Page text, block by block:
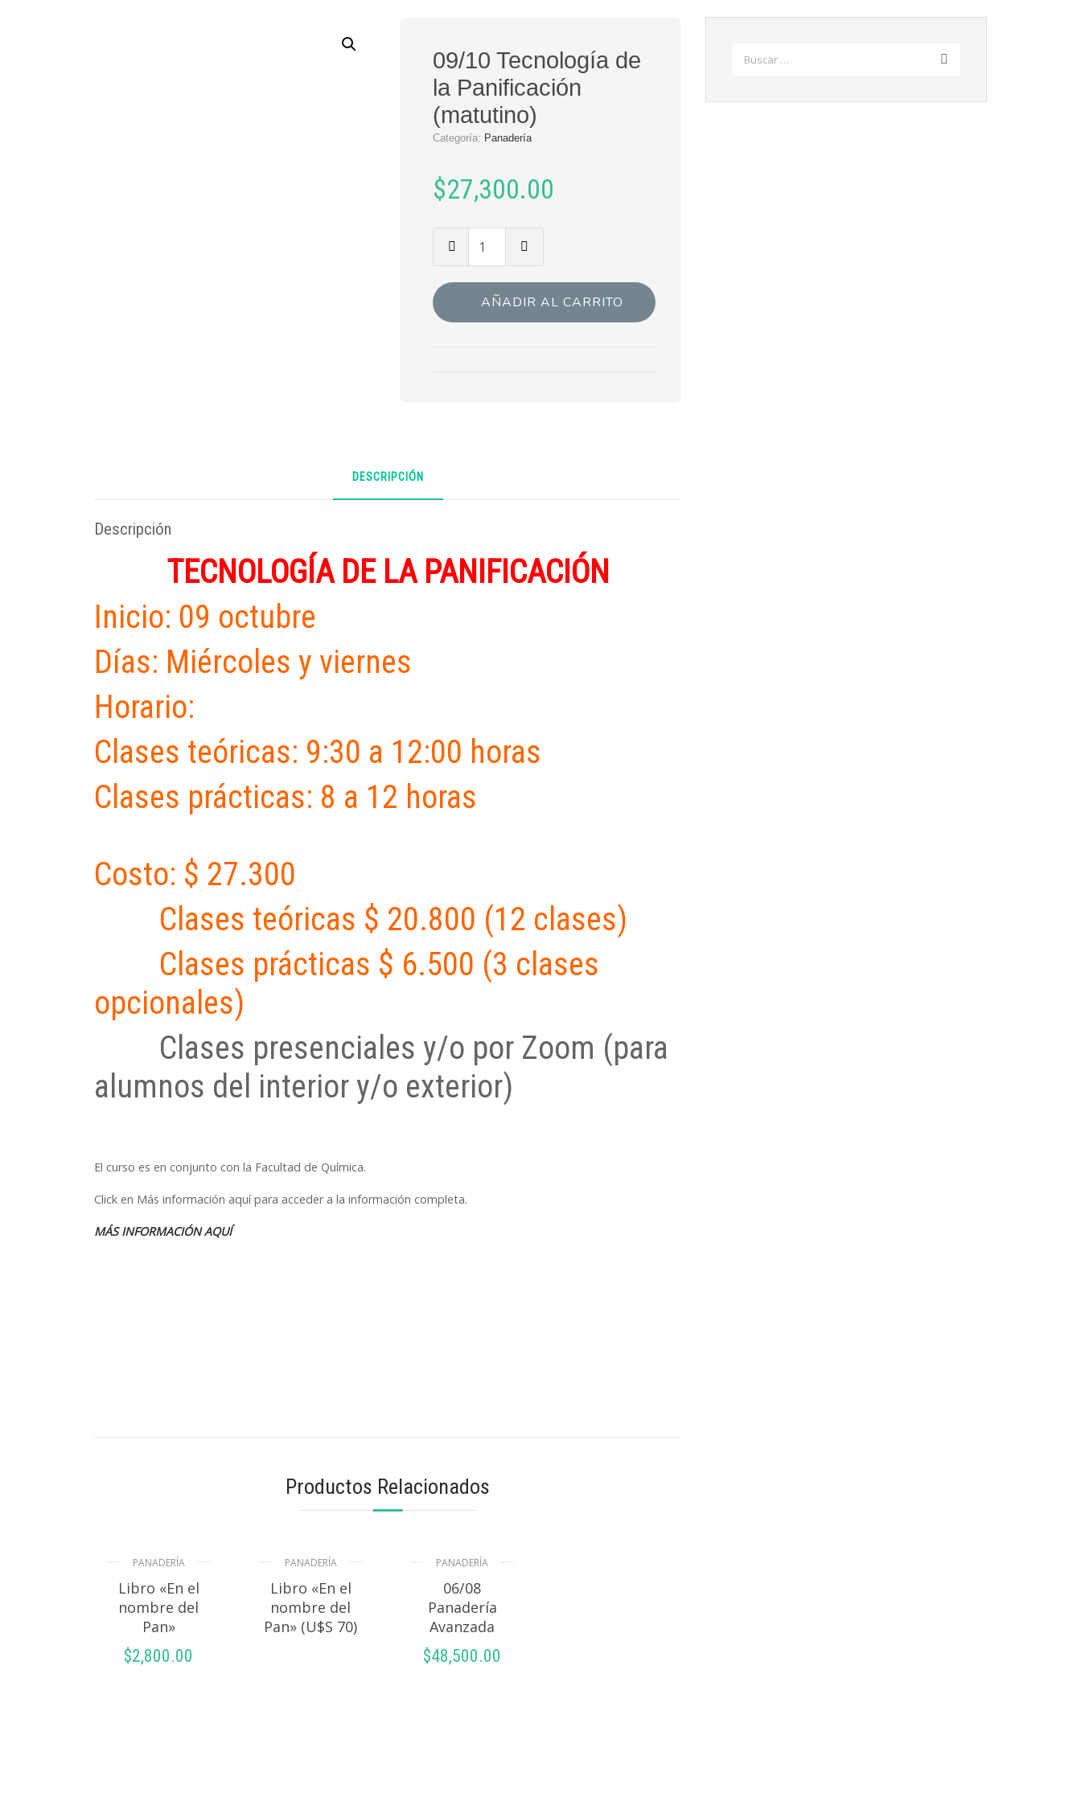
09/10 Tecnología de
la Panificación
(matutino)
Categoría: Panadería
$27,300.00
AÑADIR AL CARRITO
DESCRIPCIÓN
Descripción
TECNOLOGÍA DE LA PANIFICACIÓN
Inicio: 09 octubre
Días: Miércoles y viernes
Horario:
Clases teóricas: 9:30 a 12:00 horas
Clases prácticas: 8 a 12 horas
Costo: $ 27.300
Clases teóricas $ 20.800 (12 clases)
Clases prácticas $ 6.500 (3 clases
opcionales)
Clases presenciales y/o por Zoom (para
alumnos del interior y/o exterior)
El curso es en conjunto con la Facultad de Química.
Click en Más información aquí para acceder a la información completa.
MÁS INFORMACIÓN AQUÍ
Productos Relacionados
PANADERÍA
Libro «En el
nombre del
Pan»
$2,800.00
PANADERÍA
Libro «En el
nombre del
Pan» (U$S 70)
PANADERÍA
06/08
Panadería
Avanzada
$48,500.00